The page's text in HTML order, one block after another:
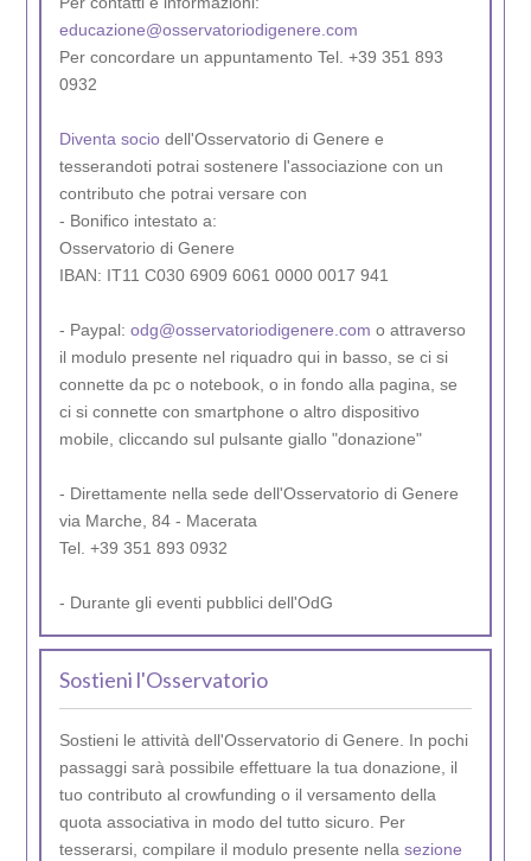
educazione@osservatoriodigenere.com
Per concordare un appuntamento Tel. +39 351 893
0932
Diventa sociodell'Osservatorio di Genere e
tesserandoti potrai sostenere l'associazione con un
contributo che potrai versare con
- Bonifico intestato a:
Osservatorio di Genere
IBAN: IT11 C030 6909 6061 0000 0017 941
- Paypal: odg@osservatoriodigenere.com o attraverso
il modulo presente nel riquadro qui in basso, se ci si
connette da pc o notebook, o in fondo alla pagina, se
ci si connette con smartphone o altro dispositivo
mobile, cliccando sul pulsante giallo "donazione"
- Direttamente nella sede dell'Osservatorio di Genere
via Marche, 84 - Macerata
Tel. +39 351 893 0932
- Durante gli eventi pubblici dell'OdG
Sostieni l'Osservatorio
Sostieni le attività dell'Osservatorio di Genere. In pochi
passaggi sarà possibile effettuare la tua donazione, il
tuo contributo al crowfunding o il versamento della
quota associativa in modo del tutto sicuro. Per
tesserarsi, compilare il modulo presente nellasezione